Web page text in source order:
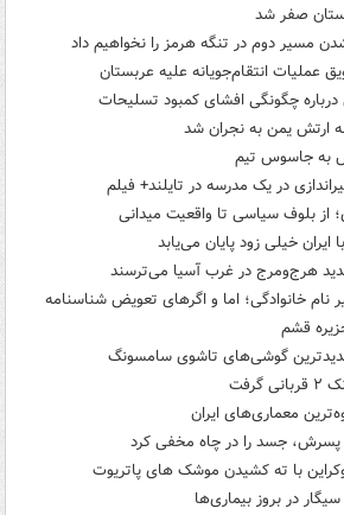
صفر شد
مسیر دوم در تنگه هرمز را نخواهیم داد
عملیات انتقام‌جویانه علیه عربستان
چگونگی افشای کمبود تسلیحات
ارتش یمن به نجران شد
به جاسوس تیم
از بلوف سیاسی تا واقعیت میدانی
خیلی زود پایان می‌یابد
هرج‌ومرج در غرب آسیا می‌ترسند
نام خانوادگی؛ اما و اگرهای تعویض شناسنامه
قشم
گوشی‌های تاشوی سامسونگ
معماری‌های ایران
جسد را در چاه مخفی کرد
با ته کشیدن موشک های پاتریوت
در بروز بیماری‌ها